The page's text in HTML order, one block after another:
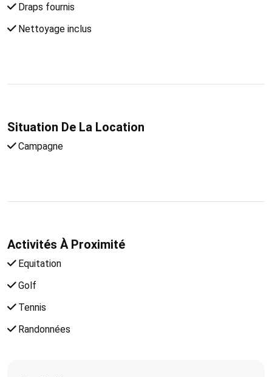
Draps fournis
Nettoyage inclus
Situation De La Location
Campagne
Activités À Proximité
Equitation
Golf
Tennis
Randonnées